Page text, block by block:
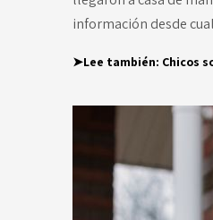
información desde
➤Lee también: Chicos